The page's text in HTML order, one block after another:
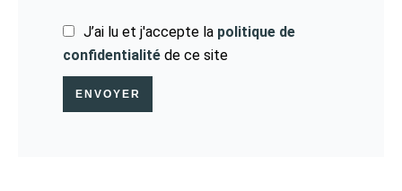
J’ai lu et j'accepte la politique de
confidentialité de ce site
ENVOYER